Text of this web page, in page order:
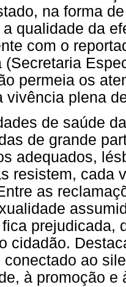
na forma
qualidade da
com o
(Secretaria
permeia os
vivência plena
de saúde
de grande
adequados,
resistem, cada
as
prejudicada,
cidadão.
conectado ao
à promoção e